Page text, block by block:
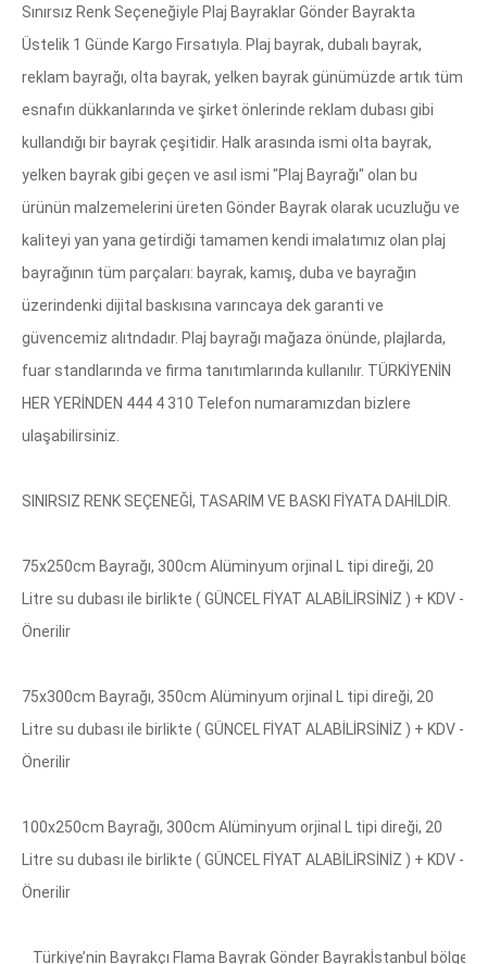
Sınırsız Renk Seçeneğiyle Plaj Bayraklar Gönder Bayrakta
Üstelik 1 Günde Kargo Fırsatıyla. Plaj bayrak, dubalı bayrak,
reklam bayrağı, olta bayrak, yelken bayrak günümüzde artık tüm
esnafın dükkanlarında ve şirket önlerinde reklam dubası gibi
kullandığı bir bayrak çeşitidir. Halk arasında ismi olta bayrak,
yelken bayrak gibi geçen ve asıl ismi "Plaj Bayrağı" olan bu
ürünün malzemelerini üreten Gönder Bayrak olarak ucuzluğu ve
kaliteyi yan yana getirdiği tamamen kendi imalatımız olan plaj
bayrağının tüm parçaları: bayrak, kamış, duba ve bayrağın
üzerindenki dijital baskısına varıncaya dek garanti ve
güvencemiz alıtndadır. Plaj bayrağı mağaza önünde, plajlarda,
fuar standlarında ve firma tanıtımlarında kullanılır. TÜRKİYENİN
HER YERİNDEN 444 4 310 Telefon numaramızdan bizlere
ulaşabilirsiniz.
SINIRSIZ RENK SEÇENEĞİ, TASARIM VE BASKI FİYATA DAHİLDİR.
75x250cm Bayrağı, 300cm Alüminyum orjinal L tipi direği, 20
Litre su dubası ile birlikte ( GÜNCEL FİYAT ALABİLİRSİNİZ ) + KDV -
​Önerilir
75x300cm Bayrağı, 350cm Alüminyum orjinal L tipi direği, 20
Litre su dubası ile birlikte ( GÜNCEL FİYAT ALABİLİRSİNİZ ) + KDV -
​Önerilir
100x250cm Bayrağı, 300cm Alüminyum orjinal L tipi direği, 20
Litre su dubası ile birlikte ( GÜNCEL FİYAT ALABİLİRSİNİZ ) + KDV -
​Önerilir
Türkiye’nin Bayrakçı